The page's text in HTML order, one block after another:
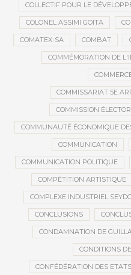
COLLECTIF POUR LE
COLONEL ASSIMI GOÏTA
COMATEX-SA COMBAT
COMMÉMORATION DE
COMMISSARIAT 5E
COMMISSION
COMMUNAUTÉ ÉCONOMIQUE
COMMUNICATION
COMMUNICATION POLITIQUE
COMPÉTITION ARTISTIQUE
COMPLEXE INDUSTRIEL
CONCLUSIONS
CONDAMNATION DE
CONDITIONS
CONFÉDÉRATION DES